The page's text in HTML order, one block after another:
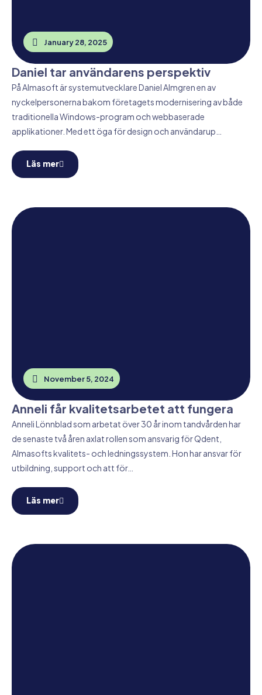
January 28, 2025
Daniel tar användarens perspektiv
På Almasoft är systemutvecklare Daniel Almgren en av
nyckelpersonerna bakom företagets modernisering av både
traditionella Windows-program och webbaserade
applikationer. Med ett öga för design och användarup…
Läs mer
November 5, 2024
Anneli får kvalitetsarbetet att fungera
Anneli Lönnblad som arbetat över 30 år inom tandvården har
de senaste två åren axlat rollen som ansvarig för Qdent,
Almasofts kvalitets- och ledningssystem. Hon har ansvar för
utbildning, support och att för…
Läs mer